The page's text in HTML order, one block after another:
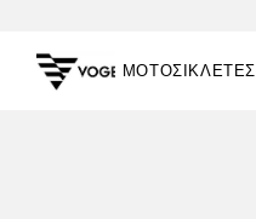
ΜΟΤΟΣΙΚΛΕΤΕΣ